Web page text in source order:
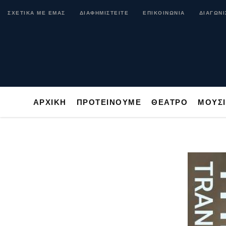
ΣΧΕΤΙΚΑ ΜΕ ΕΜΑΣ ΔΙΑΦΗΜΙΣΤΕΙΤΕ ΕΠΙΚΟΙΝΩΝΙΑ
ΑΡΧΙΚΗ ΠΡΟΤΕΙΝΟΥΜΕ ΘΕΑΤΡΟ
ΑΡΧΙΚΗ ΠΡΟΤΕΙΝΟΥΜΕ ΘΕΑΤΡΟ